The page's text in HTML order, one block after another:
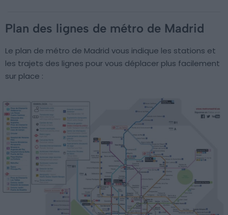
Plan des lignes de métro de Madrid
Le plan de métro de Madrid vous indique les stations et
les trajets des lignes pour vous déplacer plus facilement
sur place :